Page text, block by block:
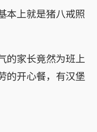
本上就是猪八戒照
的家长竟然为班上
的开心餐，有汉堡